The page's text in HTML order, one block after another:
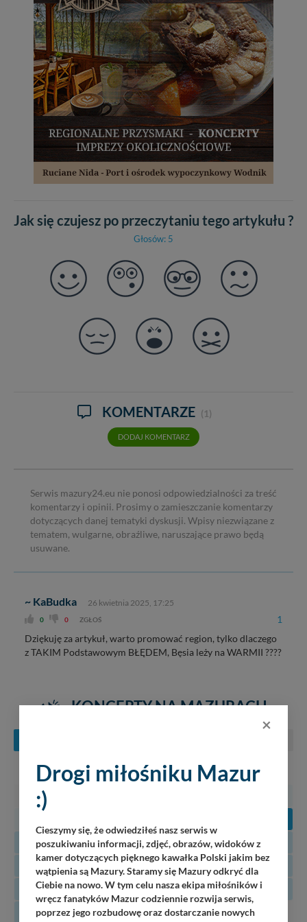
Jak się czujesz po przeczytaniu tego artykułu ?
Głosów: 5
KOMENTARZE (1)
DODAJ KOMENTARZ
Serwis mazury24.eu nie ponosi odpowiedzialności za treść
komentarzy i opinii. Prosimy o zamieszczanie komentarzy
dotyczących danej tematyki dyskusji. Wpisy niezwiązane z
tematem, wulgarne, obraźliwe, naruszające prawo będą
usuwane.
~ KaBudka 26 kwietnia 2025, 17:25
0 0 ZGŁOŚ 1
Dziękuję za artykuł, warto promować region, tylko dlaczego
z TAKIM Podstawowym BŁĘDEM, Bęsia leży na WARMII ????
KONCERTY NA MAZURACH
PN WT ŚR CZ PT SO
27
10
11 12 13 14 15
17
18 19 20 21 22
23
24
25 26 27 28 29
31
×
Drogi miłośniku Mazur
:)
Cieszymy się, że odwiedziłeś nasz serwis w
poszukiwaniu informacji, zdjęć, obrazów, widoków z
kamer dotyczących pięknego kawałka Polski jakim bez
wątpienia są Mazury. Staramy się Mazury odkryć dla
Ciebie na nowo. W tym celu nasza ekipa miłośników i
wręcz fanatyków Mazur codziennie rozwija serwis,
poprzez jego rozbudowę oraz dostarczanie nowych